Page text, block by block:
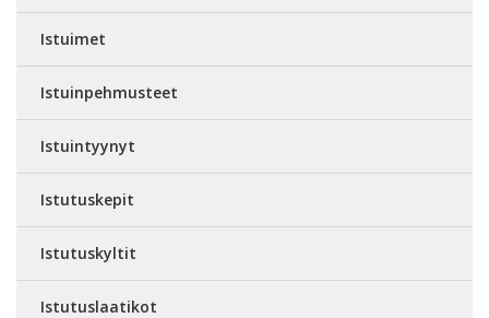
Istuimet
Istuinpehmusteet
Istuintyynyt
Istutuskepit
Istutuskyltit
Istutuslaatikot